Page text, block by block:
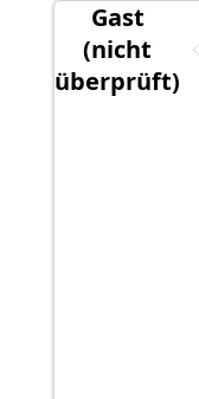
Gast
(nicht
überprüft)